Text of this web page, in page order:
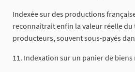
Indexée sur des productions
reconnaîtrait enfin la valeur réelle du
producteurs, souvent sous-payés
11. Indexation sur un panier de biens